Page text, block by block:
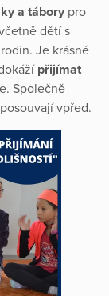
a tábory pro
dětí s
Je krásné
přijímat
Společně
vpřed.